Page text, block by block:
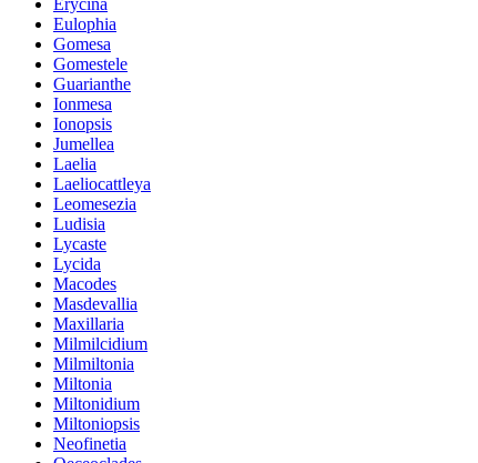
Erycina
Eulophia
Gomesa
Gomestele
Guarianthe
Ionmesa
Ionopsis
Jumellea
Laelia
Laeliocattleya
Leomesezia
Ludisia
Lycaste
Lycida
Macodes
Masdevallia
Maxillaria
Milmilcidium
Milmiltonia
Miltonia
Miltonidium
Miltoniopsis
Neofinetia